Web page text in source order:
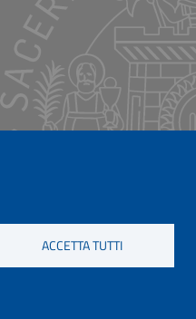
ACCETTA TUTTI